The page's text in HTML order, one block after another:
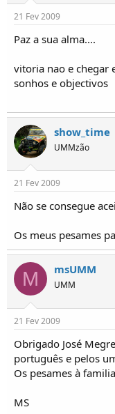
21 Fev 2009
Paz a sua alma....
vitoria nao e chegar
sonhos e objectivos
show_time
UMMzão
21 Fev 2009
Não se consegue
Os meus pesames
M msUMM
UMM
21 Fev 2009
Obrigado José
português e pelos
Os pesames à
MS